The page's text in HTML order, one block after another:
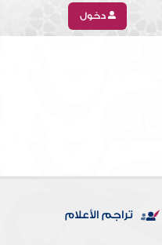
دخول
تراجم الأعلام